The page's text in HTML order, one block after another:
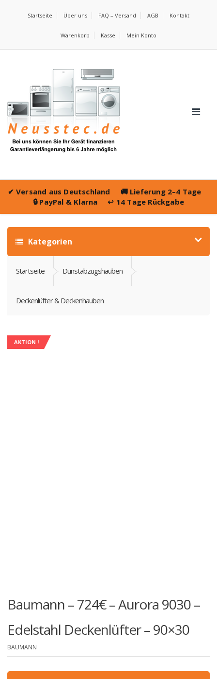
Startseite Über uns FAQ – Versand AGB Kontakt
Warenkorb Kasse Mein Konto
✔ Versand aus Deutschland 🚚 Lieferung 2–4 Tage
🔒 PayPal & Klarna ↩️ 14 Tage Rückgabe
Kategorien
Startseite Dunstabzugshauben
Deckenlüfter & Deckenhauben
AKTION !
Baumann – 724€ – Aurora 9030 –
Edelstahl Deckenlüfter – 90×30
BAUMANN